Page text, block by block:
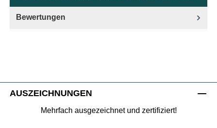
Bewertungen
AUSZEICHNUNGEN
Mehrfach ausgezeichnet und zertifiziert!